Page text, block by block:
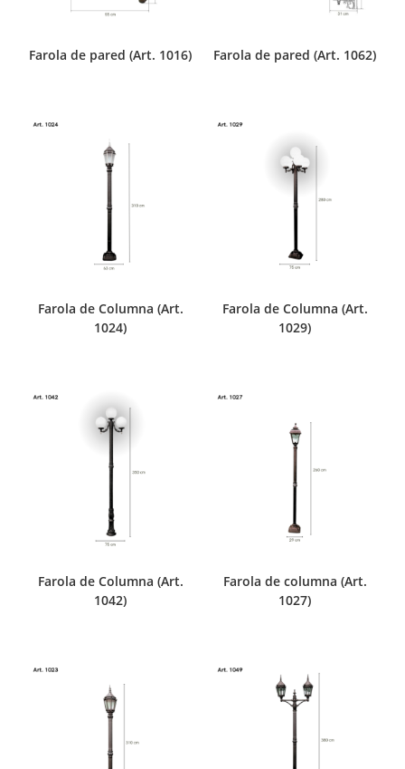
Farola de pared (Art. 1016) Farola de pared (Art. 1062)
Farola de Columna (Art.
1024)
Farola de Columna (Art.
1029)
Farola de Columna (Art.
1042)
Farola de columna (Art.
1027)